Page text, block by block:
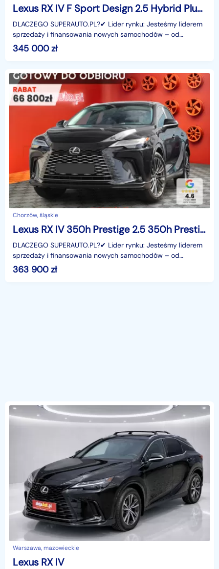
Lexus RX IV F Sport Design 2.5 Hybrid Plug-in F Sport Design 2.5 Hybrid Plug-in 309KM
DLACZEGO SUPERAUTO.PL?✔ Lider rynku: Jesteśmy liderem
sprzedaży i finansowania nowych samochodów – od
osobowych, przez dostawcze, po segment premium.✔
Zaufanie
345 000zł
Chorzów, śląskie
Lexus RX IV 350h Prestige 2.5 350h Prestige (243KM) | Dach panoramiczny
DLACZEGO SUPERAUTO.PL?✔ Lider rynku: Jesteśmy liderem
sprzedaży i finansowania nowych samochodów – od
osobowych, przez dostawcze, po segment premium.✔
Zaufanie
363 900zł
Warszawa, mazowieckie
Lexus RX IV